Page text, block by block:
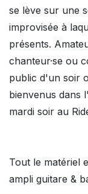
se lève sur une
improvisée à
présents.
chanteur·se ou
public d'un soir
bienvenus dans
mardi soir au
Tout le matériel
ampli guitare &